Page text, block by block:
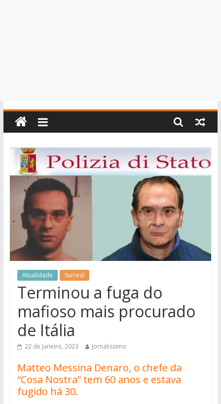
Atualidade Surreal
Terminou a fuga do
mafioso mais procurado
de Itália
22 de Janeiro, 2023 Jornalissimo
Matteo Messina Denaro, o chefe da
“Cosa Nostra” tem 60 anos e estava
fugido há 30.